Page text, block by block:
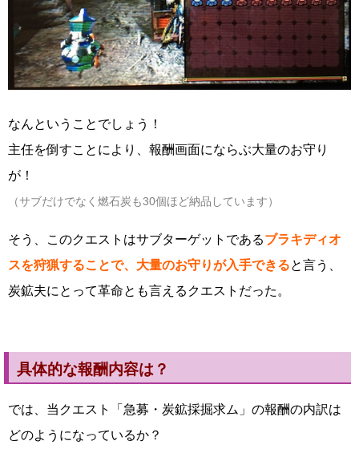
なんということでしょう！
主任を倒すことにより、報酬画面にならぶ大量のお守り
が！
（サブだけでなく燃石炭も30個ほど納品しています）
そう、このクエストはサブターゲットであるブラキディオ
スを狩猟することで、大量のお守りが入手できると言う、
炭鉱夫にとって革命とも言えるクエストだった。
具体的な報酬内容は？
では、当クエスト「急募・炭鉱採掘求ム」の報酬の内訳は
どのようになっているか？